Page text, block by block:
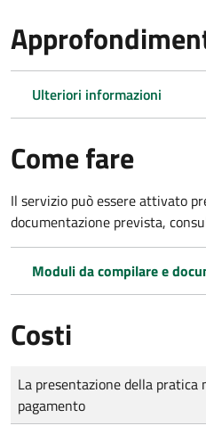
Ulteriori informazioni
Come fare
Il servizio può essere attivato
documentazione prevista,
Moduli da compilare e
Costi
Tipo di pagamento
Importo
La presentazione della pratica
pagamento